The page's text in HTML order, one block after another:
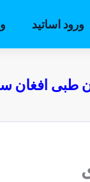
ورود اساتید
طبی افغان